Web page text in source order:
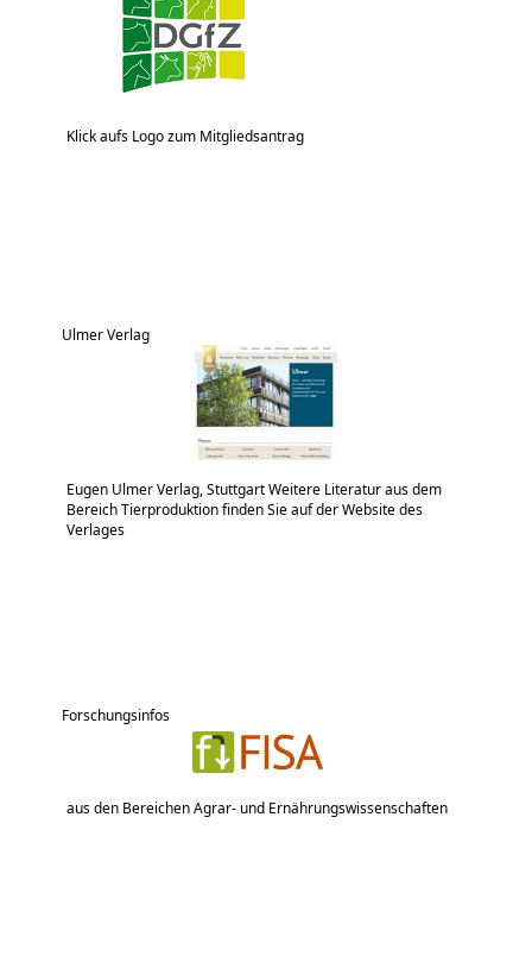
Klick aufs Logo zum Mitgliedsantrag
Ulmer Verlag
Eugen Ulmer Verlag, Stuttgart Weitere Literatur aus dem
Bereich Tierproduktion finden Sie auf der Website des
Verlages
Forschungsinfos
aus den Bereichen Agrar- und Ernährungswissenschaften